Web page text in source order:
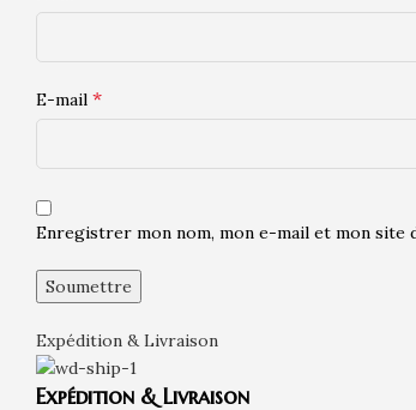
E-mail *
Enregistrer mon nom, mon e-mail et mon site
Expédition & Livraison
Expédition & Livraison